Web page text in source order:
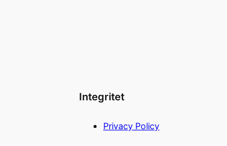
Integritet
Privacy Policy